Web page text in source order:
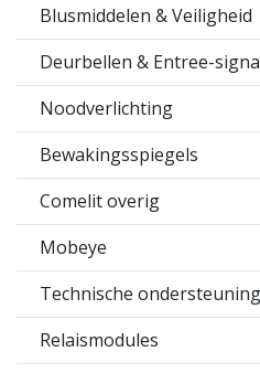
Blusmiddelen & Veiligheid
Deurbellen & Entree-
Noodverlichting
Bewakingsspiegels
Comelit overig
Mobeye
Technische ondersteuning
Relaismodules